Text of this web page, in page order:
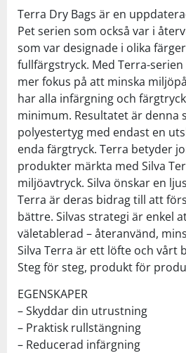
Terra Dry Bags är en
Pet serien som också var i
som var designade i olika
fullfärgstryck. Med Terra-
mer fokus på att minska
har alla infärgning och
minimum. Resultatet är denna
polyestertyg med endast en
enda färgtryck. Terra betyder
produkter märkta med Silva
miljöavtryck. Silva önskar en
Terra är deras bidrag till att
bättre. Silvas strategi är enkel
väletablerad – återanvänd,
Silva Terra är ett löfte och vårt
Steg för steg, produkt för
EGENSKAPER
– Skyddar din utrustning
– Praktisk rullstängning
– Reducerad infärgning